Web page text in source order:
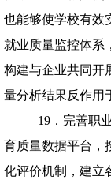
也能够使学校有效
就业质量监控体系
构建与企业共同开
量分析结果反作用
19．完善职
育质量数据平台，
化评价机制，建立